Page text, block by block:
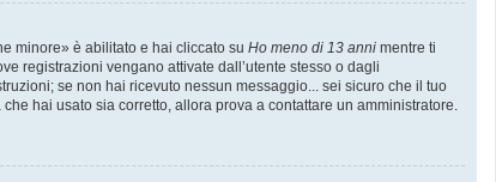
minore» è abilitato e hai cliccato su Ho meno di 13 anni mentre ti
registrazioni vengano attivate dall’utente stesso o dagli
se non hai ricevuto nessun messaggio... sei sicuro che il tuo
hai usato sia corretto, allora prova a contattare un amministratore.